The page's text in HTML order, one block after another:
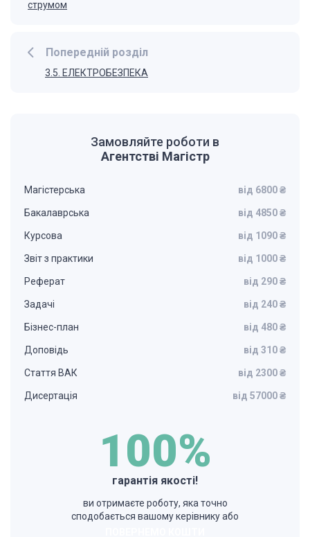
Попередній розділ
3.5. ЕЛЕКТРОБЕЗПЕКА
струмом
Замовляйте роботи в
Агентстві Магістр
Магістерська від 6800 ₴
Бакалаврська від 4850 ₴
Курсова від 1090 ₴
Звіт з практики від 1000 ₴
Реферат від 290 ₴
Задачі від 240 ₴
Бізнес-план від 480 ₴
Доповідь від 310 ₴
Стаття ВАК від 2300 ₴
Дисертація від 57000 ₴
100%
гарантія якості!
ви отримаєте роботу, яка точно
сподобається вашому керівнику або